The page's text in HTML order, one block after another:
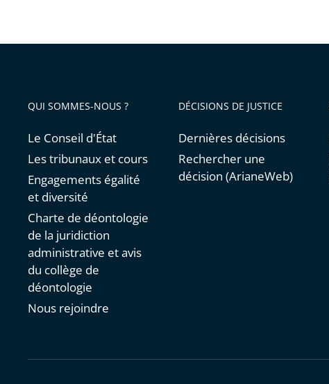
QUI SOMMES-NOUS ?
Le Conseil d'État
Les tribunaux et cours
Engagements égalité
et diversité
Charte de déontologie
de la juridiction
administrative et avis
du collège de
déontologie
Nous rejoindre
DÉCISIONS DE JUSTICE
Dernières décisions
Rechercher une
décision (ArianeWeb)